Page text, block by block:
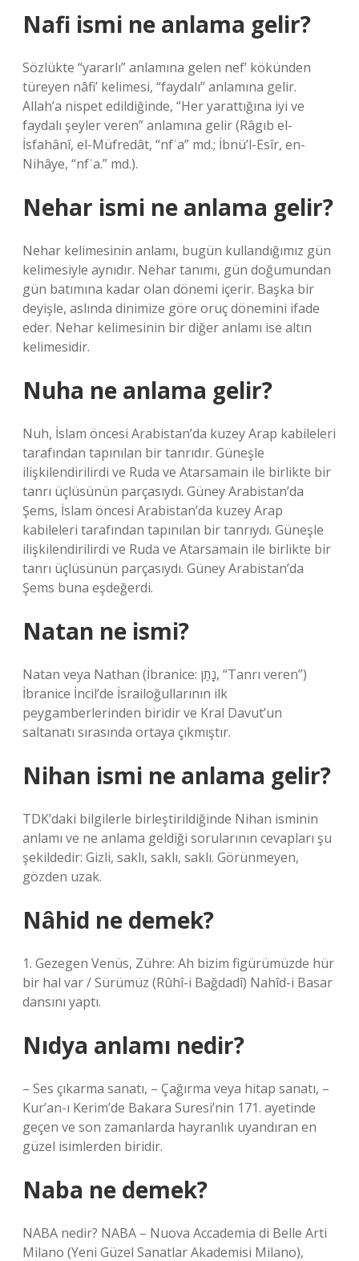
Nafi ismi ne anlama gelir?
Sözlükte “yararlı” anlamına gelen nef’ kökünden
türeyen nâfi’ kelimesi, “faydalı” anlamına gelir.
Allah’a nispet edildiğinde, “Her yarattığına iyi ve
faydalı şeyler veren” anlamına gelir (Râgıb el-
İsfahânî, el-Müfredât, “nfʿa” md.; İbnü’l-Esîr, en-
Nihâye, “nfʿa.” md.).
Nehar ismi ne anlama gelir?
Nehar kelimesinin anlamı, bugün kullandığımız gün
kelimesiyle aynıdır. Nehar tanımı, gün doğumundan
gün batımına kadar olan dönemi içerir. Başka bir
deyişle, aslında dinimize göre oruç dönemini ifade
eder. Nehar kelimesinin bir diğer anlamı ise altın
kelimesidir.
Nuha ne anlama gelir?
Nuh, İslam öncesi Arabistan’da kuzey Arap kabileleri
tarafından tapınılan bir tanrıdır. Güneşle
ilişkilendirilirdi ve Ruda ve Atarsamain ile birlikte bir
tanrı üçlüsünün parçasıydı. Güney Arabistan’da
Şems, İslam öncesi Arabistan’da kuzey Arap
kabileleri tarafından tapınılan bir tanrıydı. Güneşle
ilişkilendirilirdi ve Ruda ve Atarsamain ile birlikte bir
tanrı üçlüsünün parçasıydı. Güney Arabistan’da
Şems buna eşdeğerdi.
Natan ne ismi?
Natan veya Nathan (İbranice: נָתַן, “Tanrı veren”)
İbranice İncil’de İsrailoğullarının ilk
peygamberlerinden biridir ve Kral Davut’un
saltanatı sırasında ortaya çıkmıştır.
Nihan ismi ne anlama gelir?
TDK’daki bilgilerle birleştirildiğinde Nihan isminin
anlamı ve ne anlama geldiği sorularının cevapları şu
şekildedir: Gizli, saklı, saklı, saklı. Görünmeyen,
gözden uzak.
Nâhid ne demek?
1. Gezegen Venüs, Zühre: Ah bizim figürümüzde hür
bir hal var / Sürümüz (Rûhî-i Bağdadî) Nahîd-i Basar
dansını yaptı.
Nıdya anlamı nedir?
– Ses çıkarma sanatı, – Çağırma veya hitap sanatı, –
Kur’an-ı Kerim’de Bakara Suresi’nin 171. ayetinde
geçen ve son zamanlarda hayranlık uyandıran en
güzel isimlerden biridir.
Naba ne demek?
NABA nedir? NABA – Nuova Accademia di Belle Arti
Milano (Yeni Güzel Sanatlar Akademisi Milano),